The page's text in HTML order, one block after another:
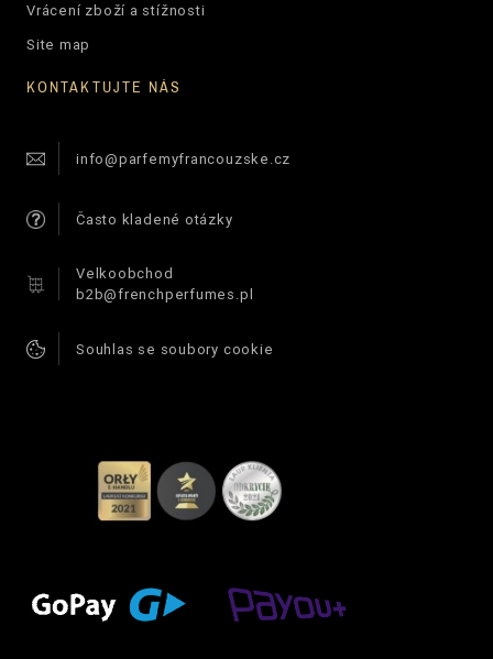
Vrácení zboží a stížnosti
Site map
KONTAKTUJTE NÁS
info@parfemyfrancouzske.cz
Často kladené otázky
Velkoobchod
b2b@frenchperfumes.pl
Souhlas se soubory cookie